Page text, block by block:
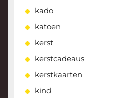
kado
katoen
kerst
kerstcadeaus
kerstkaarten
kind